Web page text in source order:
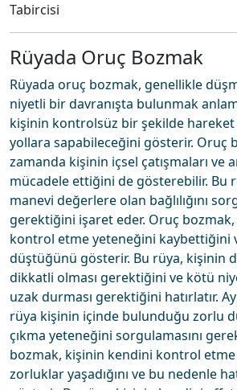
Tabircisi
Rüyada Oruç Bozmak
Rüyada oruç bozmak, genellikle
niyetli bir davranışta bulunmak
kişinin kontrolsüz bir şekilde hareket
yollara sapabileceğini gösterir. Oruç
zamanda kişinin içsel çatışmaları ve
mücadele ettiğini de gösterebilir. Bu
manevi değerlere olan bağlılığını
gerektiğini işaret eder. Oruç
kontrol etme yeteneğini kaybettiğini
düştüğünü gösterir. Bu rüya, kişinin
dikkatli olması gerektiğini ve kötü
uzak durması gerektiğini hatırlatır.
rüya kişinin içinde bulunduğu zorlu
çıkma yeteneğini sorgulamasını
bozmak, kişinin kendini kontrol
zorluklar yaşadığını ve bu nedenle